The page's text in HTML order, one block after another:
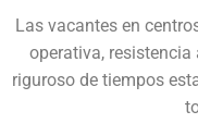
Las vacantes en
operativa,
riguroso de tiempos